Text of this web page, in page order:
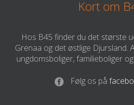
Kort om
Hos B45 finder du det største
Grenaa og det østlige Djursland.
ungdomsboliger, familieboliger
Følg os på